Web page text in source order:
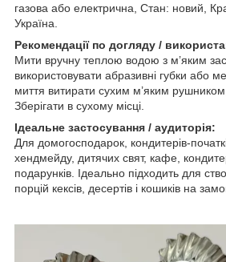
газова або електрична, Стан: новий,
Україна.
Рекомендації по догляду /
Мити вручну теплою водою з м’яким
використовувати абразивні губки або
миття витирати сухим м’яким
Зберігати в сухому місці.
Ідеальне застосування / аудиторія:
Для домогосподарок, кондитерів-
хендмейду, дитячих свят, кафе,
подарунків. Ідеально підходить для
порцій кексів, десертів і кошиків на